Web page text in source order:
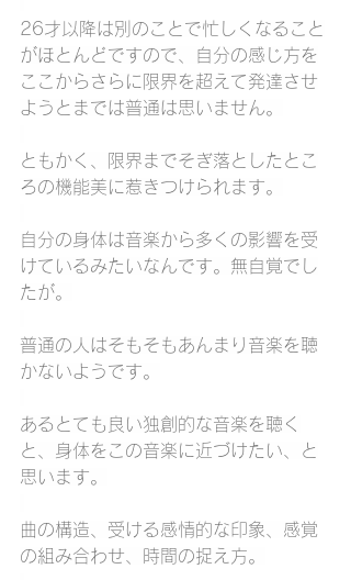
26才以降は別のことで忙しくなること
がほとんどですので、自分の感じ方を
ここからさらに限界を超えて発達させ
ようとまでは普通は思いません。
ともかく、限界までそぎ落としたとこ
ろの機能美に惹きつけられます。
自分の身体は音楽から多くの影響を受
けているみたいなんです。無自覚でし
たが。
普通の人はそもそもあんまり音楽を聴
かないようです。
あるとても良い独創的な音楽を聴く
と、身体をこの音楽に近づけたい、と
思います。
曲の構造、受ける感情的な印象、感覚
の組み合わせ、時間の捉え方。